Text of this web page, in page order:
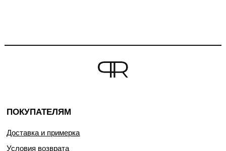
ПОКУПАТЕЛЯМ
Доставка и примерка
Условия возврата